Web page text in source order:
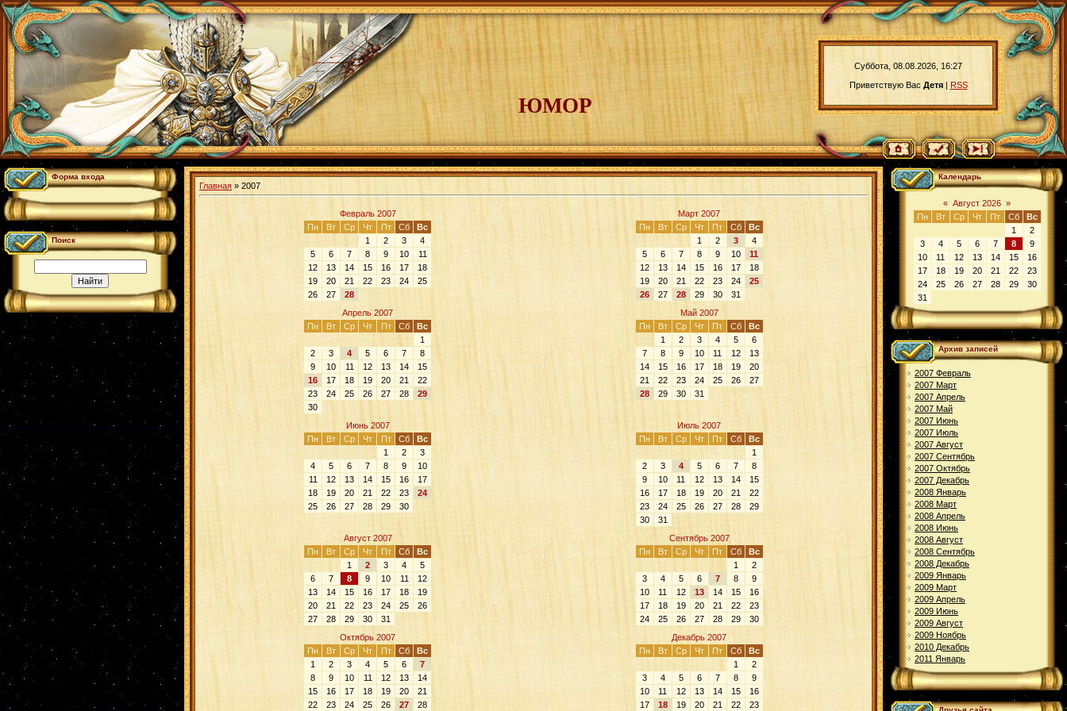
Суббота, 08.08.2026, 16:27
Приветствую Вас Детя| RSS
ЮМОР
Форма входа
Поиск
Главная » 2007
Февраль 2007
Пн
Вт Ср Чт Пт Сб
Вс
1
2 3
4
5
6 7 8 9 10
11
12
13 14 15 16 17
18
19
20 21 22 23 24
25
26
27 28
Март 2007
Пн
Вт Ср Чт Пт Сб
Вс
1
2 3
4
5
6 7 8 9 10
11
12
13 14 15 16 17
18
19
20 21 22 23 24
25
26
27 28 29 30
31
Апрель 2007
Пн
Вт Ср Чт Пт Сб
Вс
1
2
3 4 5 6 7
8
9
10 11 12 13 14
15
16
17 18 19 20 21
22
23
24 25 26 27 28
29
30
Май 2007
Пн
Вт Ср Чт Пт Сб
Вс
1
2 3 4 5
6
7
8 9 10 11 12
13
14
15 16 17 18 19
20
21
22 23 24 25 26
27
28
29 30 31
Июнь 2007
Пн
Вт Ср Чт Пт Сб
Вс
1
2
3
4
5 6 7 8 9
10
11
12 13 14 15 16
17
18
19 20 21 22 23
24
25
26 27 28 29 30
Июль 2007
Пн
Вт Ср Чт Пт Сб
Вс
1
2
3 4 5 6 7
8
9
10 11 12 13 14
15
16
17 18 19 20 21
22
23
24 25 26 27 28
29
30
31
Август 2007
Пн
Вт Ср Чт Пт Сб
Вс
1
2 3 4
5
6
7 8 9 10 11
12
13
14 15 16 17 18
19
20
21 22 23 24 25
26
27
28 29 30 31
Сентябрь 2007
Пн
Вт Ср Чт Пт Сб
Вс
1
2
3
4 5 6 7 8
9
10
11 12 13 14 15
16
17
18 19 20 21 22
23
24
25 26 27 28 29
30
Октябрь 2007
Пн
Вт Ср Чт Пт Сб
Вс
1
2 3 4 5 6
7
8
9 10 11 12 13
14
15
16 17 18 19 20
21
22
23 24 25 26 27 28
Декабрь 2007
Пн
Вт Ср Чт Пт Сб
Вс
1
2
3
4 5 6 7 8
9
10
11 12 13 14 15
16
17
18 19 20 21 22 23
Календарь
« Август 2026 »
Пн
Вт Ср Чт Пт Сб
Вс
1
2
3
4 5 6 7 8
9
10
11 12 13 14 15
16
17
18 19 20 21 22
23
24
25 26 27 28 29
30
31
Архив записей
2007 Февраль
2007 Март
2007 Апрель
2007 Май
2007 Июнь
2007 Июль
2007 Август
2007 Сентябрь
2007 Октябрь
2007 Декабрь
2008 Январь
2008 Март
2008 Апрель
2008 Июнь
2008 Август
2008 Сентябрь
2008 Декабрь
2009 Январь
2009 Март
2009 Апрель
2009 Июнь
2009 Август
2009 Ноябрь
2010 Декабрь
2011 Январь